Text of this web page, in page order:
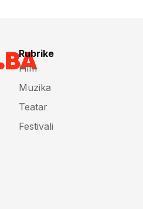
Rubrike
Film
Muzika
Teatar
Festivali